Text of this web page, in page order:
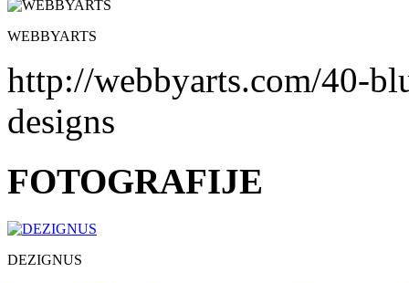
WEBBYARTS
http://webbyarts.com/40-
designs
FOTOGRAFIJE
DEZIGNUS